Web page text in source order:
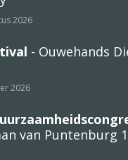
2026
- Ouwehands
2026
van Puntenburg